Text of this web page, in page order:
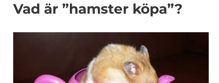
Vad är ”hamster köpa”?